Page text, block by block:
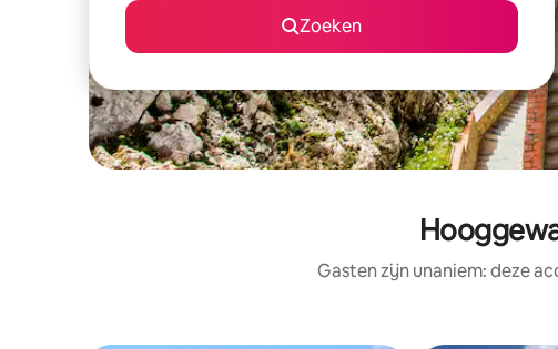
Zoeken
Gasten zijn unaniem: deze